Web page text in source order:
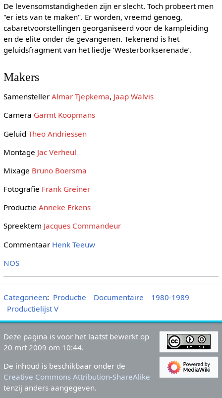
De levensomstandigheden zijn er slecht. Toch probeert men
"er iets van te maken". Er worden, vreemd genoeg,
cabaretvoorstellingen georganiseerd voor de kampleiding
en de elite onder de gevangenen. Tekenend is het
geluidsfragment van het liedje ‘Westerborkserenade’.
Makers
Samensteller Almar Tjepkema, Jaap Walvis
Camera Garmt Koopmans
Geluid Theo Andriessen
Montage Jac Verheul
Mixage Bruno Boersma
Fotografie Frank Greiner
Productie Anneke Erkens
Spreektem Jacques Commandeur
Commentaar Henk Teeuw
NOS
Categorieën: Productie Documentaire
1980-1989
Productielijst V
Deze pagina is voor het laatst bewerkt op
20 mrt 2009 om 10:44.
De inhoud is beschikbaar onder de
Creative Commons Attribution-ShareAlike
tenzij anders aangegeven.